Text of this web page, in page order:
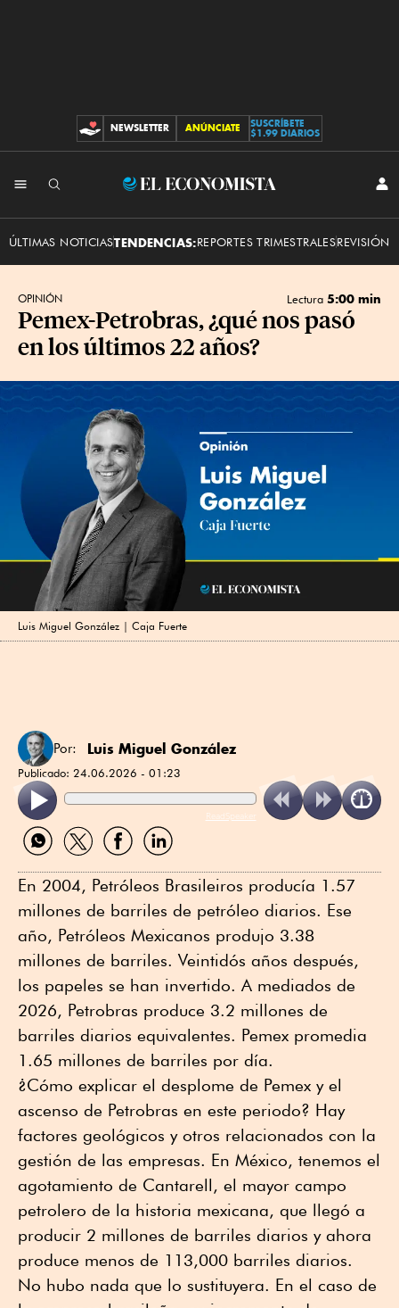
CONTRIBUCIONES
NEWSLETTER ANÚNCIATE
SUSCRÍBETE
$1.99 DIARIOS
El
ÚLTIMAS NOTICIASTENDENCIAS:REPORTES TRIMESTRALESREVISIÓN
OPINIÓN Lectura 5:00 min
Pemex-Petrobras, ¿qué nos pasó
en los últimos 22 años?
Luis Miguel González | Caja Fuerte
Por: Luis Miguel González
Publicado: 24.06.2026 - 01:23
ReadSpeaker
Compartir
por
Compartir
por
Compartir
por
Compartir
por
En 2004, Petróleos Brasileiros producía 1.57
millones de barriles de petróleo diarios. Ese
año, Petróleos Mexicanos produjo 3.38
millones de barriles. Veintidós años después,
los papeles se han invertido. A mediados de
2026, Petrobras produce 3.2 millones de
barriles diarios equivalentes. Pemex promedia
1.65 millones de barriles por día.
¿Cómo explicar el desplome de Pemex y el
ascenso de Petrobras en este periodo? Hay
factores geológicos y otros relacionados con la
gestión de las empresas. En México, tenemos el
agotamiento de Cantarell, el mayor campo
petrolero de la historia mexicana, que llegó a
producir 2 millones de barriles diarios y ahora
produce menos de 113,000 barriles diarios.
No hubo nada que lo sustituyera. En el caso de